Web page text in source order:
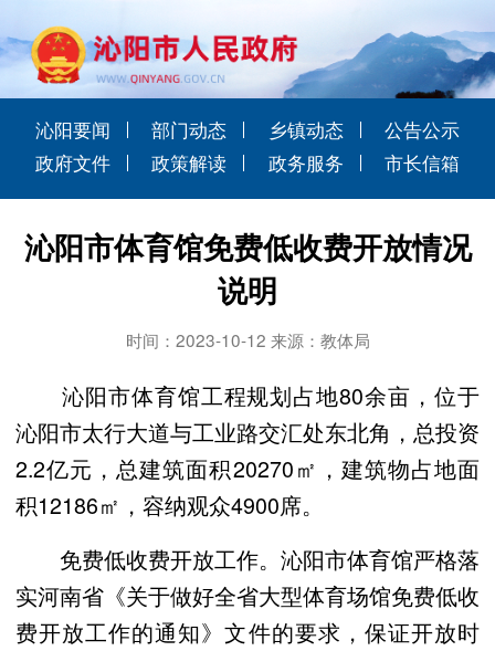
沁阳要闻 部门动态 乡镇动态
公告公示
政府文件
政策解读 政务服务 市长信箱
沁阳市体育馆免费低收费开放情况
说明
时间：2023-10-12 来源：教体局
沁阳市体育馆工程规划占地80余亩，位于
沁阳市太行大道与工业路交汇处东北角，总投资
2.2亿元，总建筑面积20270㎡，建筑物占地面
积12186㎡，容纳观众4900席。
免费低收费开放工作。沁阳市体育馆严格落
实河南省《关于做好全省大型体育场馆免费低收
费开放工作的通知》文件的要求，保证开放时